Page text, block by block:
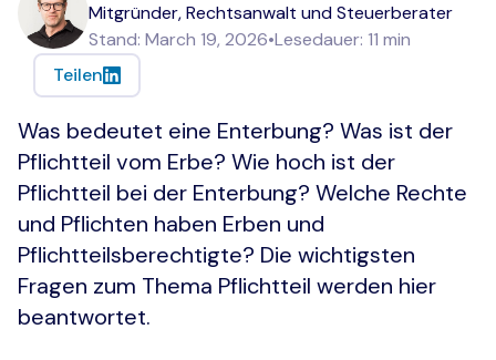
Mitgründer, Rechtsanwalt und Steuerberater
Stand: March 19, 2026•Lesedauer: 11 min
Teilen
Was bedeutet eine Enterbung? Was ist der
Pflichtteil vom Erbe? Wie hoch ist der
Pflichtteil bei der Enterbung? Welche Rechte
und Pflichten haben Erben und
Pflichtteilsberechtigte? Die wichtigsten
Fragen zum Thema Pflichtteil werden hier
beantwortet.